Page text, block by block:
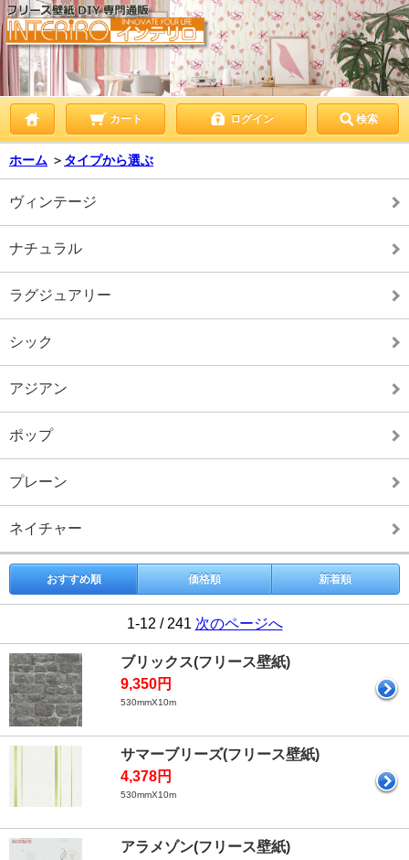
カート ログイン 検索
ホーム ＞ タイプから選ぶ
ヴィンテージ
ナチュラル
ラグジュアリー
シック
アジアン
ポップ
プレーン
ネイチャー
おすすめ順 価格順 新着順
1-12 / 241 次のページへ
ブリックス(フリース壁紙)
9,350円
530mmX10m
サマーブリーズ(フリース壁紙)
4,378円
530mmX10m
アラメゾン(フリース壁紙)